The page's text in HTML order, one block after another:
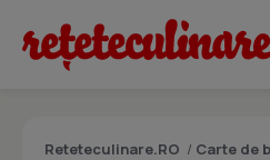
Reteteculinare.RO / Carte de